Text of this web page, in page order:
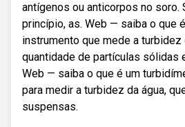
antígenos ou anticorpos no soro.
princípio, as. Web — saiba o que
instrumento que mede a turbidez
quantidade de partículas sólidas
Web — saiba o que é um
para medir a turbidez da água,
suspensas.